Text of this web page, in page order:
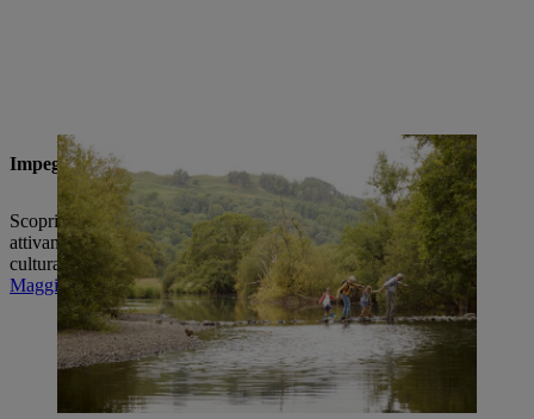
Impegno sociale
Scopri come STIHL e i suoi dipendenti in tutto il mondo sono
attivamente coinvolti in un'ampia varietà di progetti sociali e
culturali.
Maggiori informazioni sull'impegno sociale